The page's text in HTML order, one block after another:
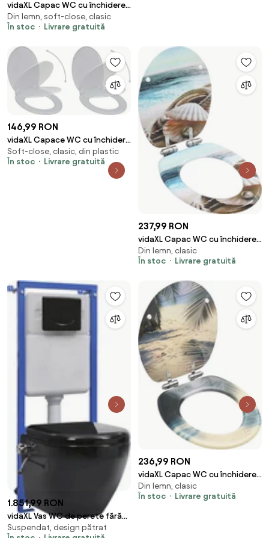
vidaXL Capac WC cu închidere
silențioasă, MDF, design lemn
vechi
Din lemn, soft-close, clasic
În stoc
Livrare gratuită
146,99 RON
vidaXL Capace WC cu închidere
silențioasă, 2 buc., alb, plastic
Soft-close, clasic, din plastic
În stoc
Livrare gratuită
237,99 RON
vidaXL Capac WC cu închidere
silențioasă, MDF, design scoici
Din lemn, clasic
În stoc
Livrare gratuită
1.851,99 RON
vidaXL Vas WC de perete fără
ramă, rezervor încastrat,
Suspendat, design pătrat
236,99 RON
vidaXL Capac WC cu închidere
silențioasă, MDF, model plajă
Din lemn, clasic
În stoc
Livrare gratuită